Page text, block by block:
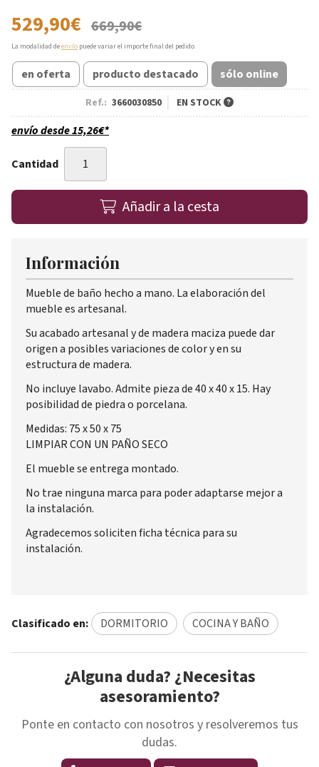
529,90€ 669,90€
La modalidad deenvío puede variar el importe final del pedido.
en oferta producto destacado sólo online
Ref.: 3660030850 EN STOCK
envío desde15,26€*
Cantidad
Añadir a la cesta
Información
Mueble de baño hecho a mano. La elaboración del
mueble es artesanal.
Su acabado artesanal y de madera maciza puede dar
origen a posibles variaciones de color y en su
estructura de madera.
No incluye lavabo. Admite pieza de 40 x 40 x 15. Hay
posibilidad de piedra o porcelana.
Medidas: 75 x 50 x 75
LIMPIAR CON UN PAÑO SECO
El mueble se entrega montado.
No trae ninguna marca para poder adaptarse mejor a
la instalación.
Agradecemos soliciten ficha técnica para su
instalación.
Clasificado en: DORMITORIO COCINA Y BAÑO
¿Alguna duda? ¿Necesitas
asesoramiento?
Ponte en contacto con nosotros y resolveremos tus
dudas.